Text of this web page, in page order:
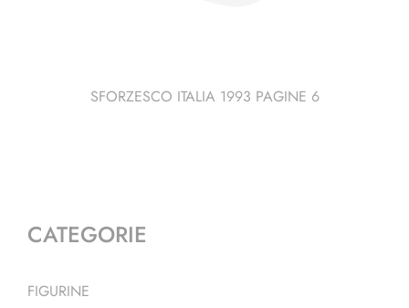
SFORZESCO ITALIA 1993 PAGINE 6
CATEGORIE
FIGURINE